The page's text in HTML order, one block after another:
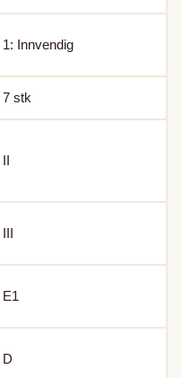
1: Innvendig
7 stk
II
III
E1
D